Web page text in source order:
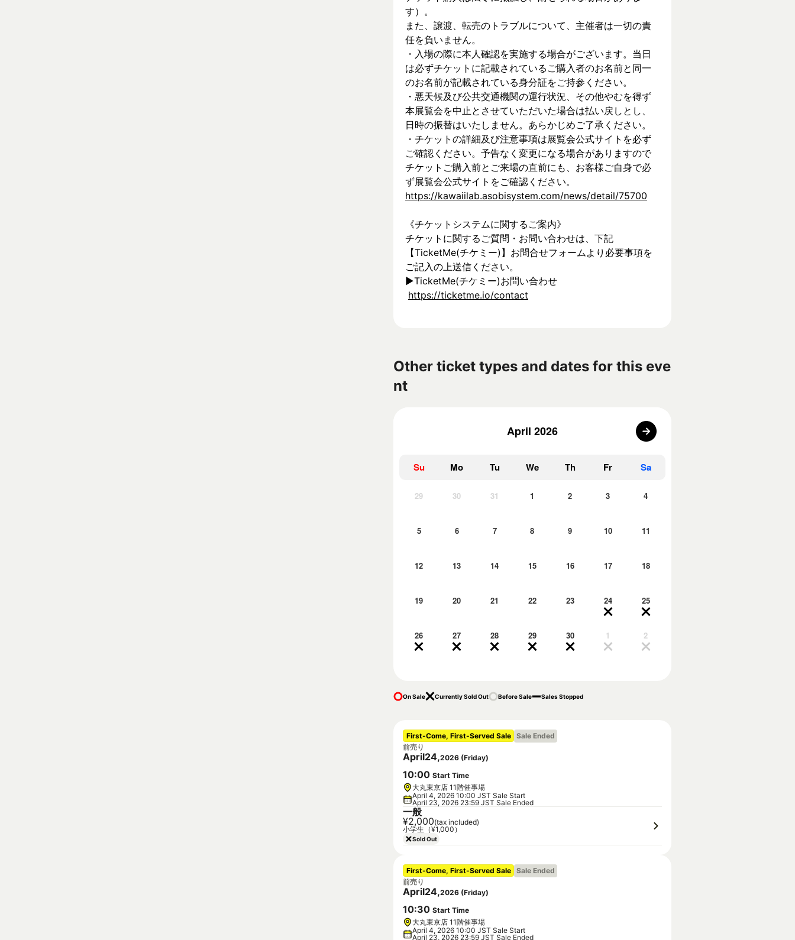
す）。
また、譲渡、転売のトラブルについて、主催者は一切の責
任を負いません。
・入場の際に本人確認を実施する場合がございます。当日
は必ずチケットに記載されているご購入者のお名前と同一
のお名前が記載されている身分証をご持参ください。
・悪天候及び公共交通機関の運行状況、その他やむを得ず
本展覧会を中止とさせていただいた場合は払い戻しとし、
日時の振替はいたしません。あらかじめご了承ください。
・チケットの詳細及び注意事項は展覧会公式サイトを必ず
ご確認ください。予告なく変更になる場合がありますので
チケットご購入前とご来場の直前にも、お客様ご自身で必
ず展覧会公式サイトをご確認ください。
https://kawaiilab.asobisystem.com/news/detail/75700
《チケットシステムに関するご案内》
チケットに関するご質問・お問い合わせは、下記
【TicketMe(チケミー)】お問合せフォームより必要事項を
ご記入の上送信ください。
▶︎TicketMe(チケミー)お問い合わせ
https://ticketme.io/contact
Other ticket types and dates for this eve
nt
April 2026
Su Mo Tu We Th Fr Sa
29 30 31 1 2 3 4
5 6 7 8 9 10 11
12 13 14 15 16 17 18
19 20 21 22 23 24 25
26 27 28 29 30 1 2
On Sale Currently Sold Out Before Sale Sales Stopped
First-Come, First-Served Sale Sale Ended
前売り
April24,2026 (Friday)
10:00 Start Time
大丸東京店 11階催事場
April 4, 2026 10:00 JST Sale Start
April 23, 2026 23:59 JST Sale Ended
一般
¥2,000(tax included)
小学生（¥1,000）
Sold Out
First-Come, First-Served Sale Sale Ended
前売り
April24,2026 (Friday)
10:30 Start Time
大丸東京店 11階催事場
April 4, 2026 10:00 JST Sale Start
April 23, 2026 23:59 JST Sale Ended